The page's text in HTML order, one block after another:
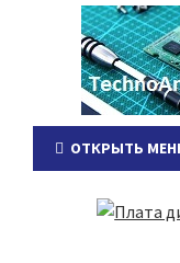
ОТКРЫТЬ